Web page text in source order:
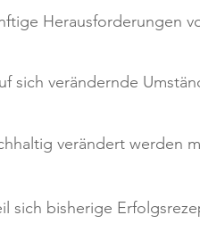
Herausforderungen
sich verändernde
verändert werden
sich bisherige